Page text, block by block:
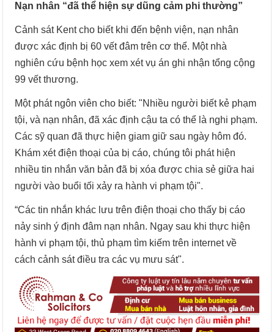
Nạn nhân “đã thể hiện sự dũng cảm phi thường”
Cảnh sát Kent cho biết khi đến bệnh viện, nạn nhân
được xác định bị 60 vết đâm trên cơ thể. Một nhà
nghiên cứu bệnh học xem xét vụ án ghi nhận tổng cộng
99 vết thương.
Một phát ngôn viên cho biết: "Nhiều người biết kẻ phạm
tội, và nạn nhân, đã xác định cậu ta có thể là nghi phạm.
Các sỹ quan đã thực hiện giam giữ sau ngày hôm đó.
Khám xét điện thoại của bị cáo, chúng tôi phát hiện
nhiều tin nhắn văn bản đã bị xóa được chia sẻ giữa hai
người vào buổi tối xảy ra hành vi phạm tội".
“Các tin nhắn khác lưu trên điện thoại cho thấy bị cáo
nảy sinh ý định đâm nạn nhân. Ngay sau khi thực hiện
hành vi phạm tội, thủ phạm tìm kiếm trên internet về
cách cảnh sát điều tra các vụ mưu sát".